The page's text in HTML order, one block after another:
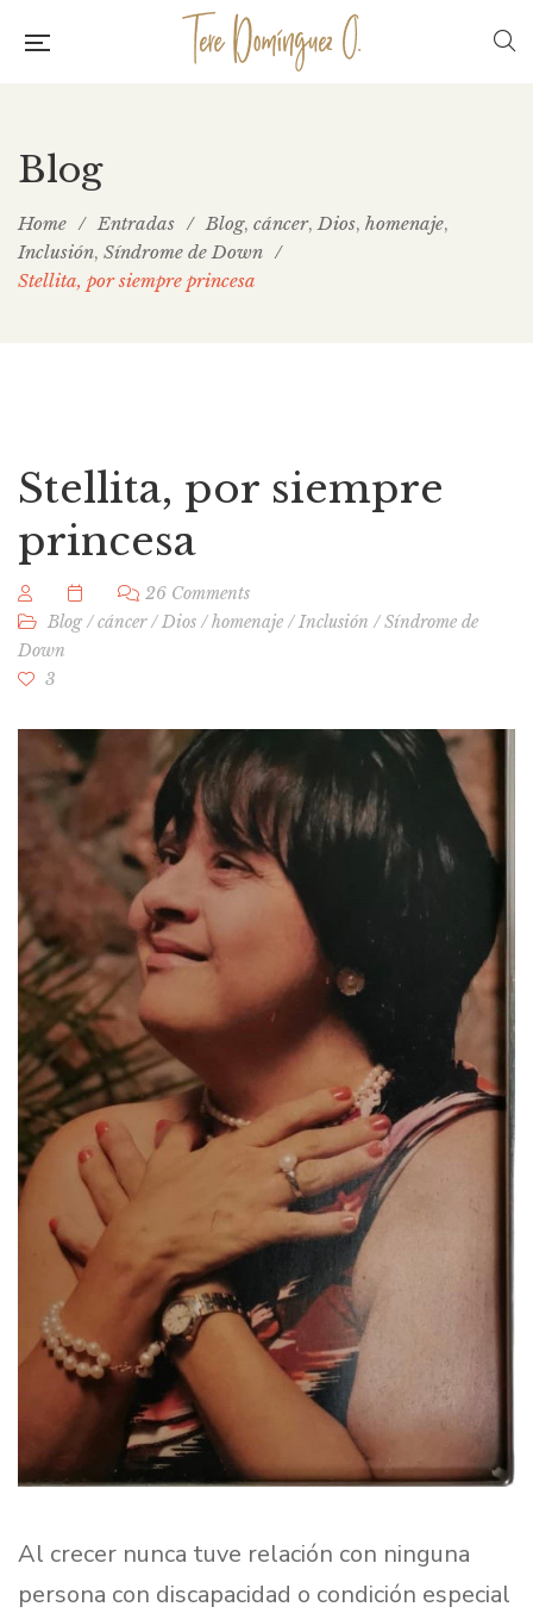
Blog
Home / Entradas / Blog, cáncer,Dios, homenaje,
Inclusión, Síndrome de Down /
Stellita, por siempre princesa
Stellita, por siempre
princesa
26 Comments
Blog /cáncer/Dios /homenaje /Inclusión /Síndrome de
Down
3
Al crecer nunca tuve relación con ninguna
persona con discapacidad o condición especial